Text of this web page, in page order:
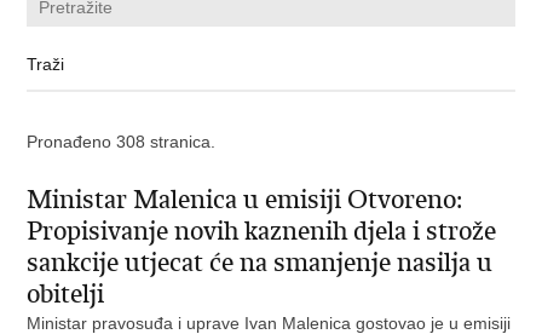
Pronađeno 308 stranica.
Ministar Malenica u emisiji Otvoreno:
Propisivanje novih kaznenih djela i strože
sankcije utjecat će na smanjenje nasilja u
obitelji
Ministar pravosuđa i uprave Ivan Malenica gostovao je u emisiji